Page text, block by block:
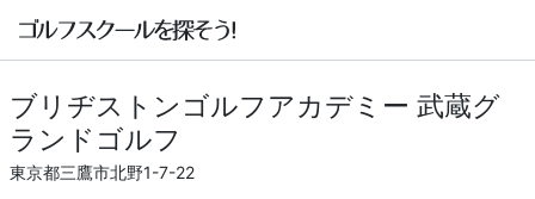
ブリヂストンゴルフアカデミー 武蔵グ
ランドゴルフ
東京都三鷹市北野1-7-22